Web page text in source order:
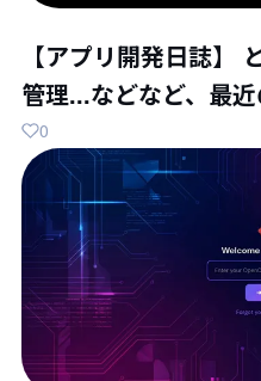
【アプリ開発日誌】
管理...などなど、最
0